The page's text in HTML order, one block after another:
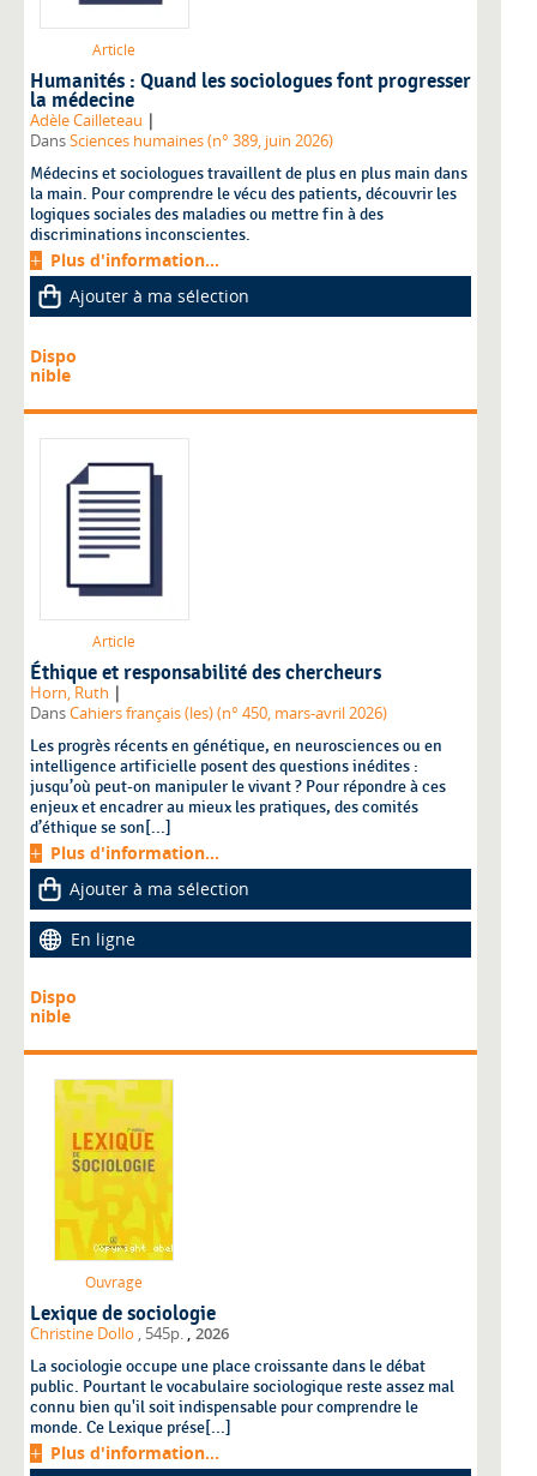
Article
Humanités : Quand les sociologues font progresser
la médecine
Adèle Cailleteau |
DansSciences humaines (n° 389, juin 2026)
Médecins et sociologues travaillent de plus en plus main dans
la main. Pour comprendre le vécu des patients, découvrir les
logiques sociales des maladies ou mettre fin à des
discriminations inconscientes.
Plus d'information...
Ajouter à ma sélection
Dispo
nible
Article
Éthique et responsabilité des chercheurs
Horn, Ruth |
DansCahiers français (les) (n° 450, mars-avril 2026)
Les progrès récents en génétique, en neurosciences ou en
intelligence artificielle posent des questions inédites :
jusqu’où peut-on manipuler le vivant ? Pour répondre à ces
enjeux et encadrer au mieux les pratiques, des comités
d’éthique se son[...]
Plus d'information...
Ajouter à ma sélection
En ligne
Dispo
nible
Ouvrage
Lexique de sociologie
Christine Dollo , 545p. , 2026
La sociologie occupe une place croissante dans le débat
public. Pourtant le vocabulaire sociologique reste assez mal
connu bien qu'il soit indispensable pour comprendre le
monde. Ce Lexique prése[...]
Plus d'information...